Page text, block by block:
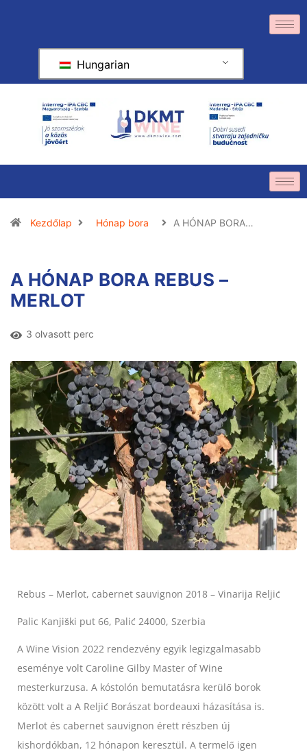
Hungarian
Kezdőlap Hónap bora A HÓNAP BORA…
A HÓNAP BORA REBUS –
MERLOT
3 olvasott perc
Rebus – Merlot, cabernet sauvignon 2018 – Vinarija Reljić
Palic Kanjiški put 66, Palić 24000, Szerbia
A Wine Vision 2022 rendezvény egyik legizgalmasabb
eseménye volt Caroline Gilby Master of Wine
mesterkurzusa. A kóstolón bemutatásra kerülő borok
között volt a A Reljić Borászat bordeauxi házasítása is.
Merlot és cabernet sauvignon érett részben új
kishordókban, 12 hónapon keresztül. A termelő igen